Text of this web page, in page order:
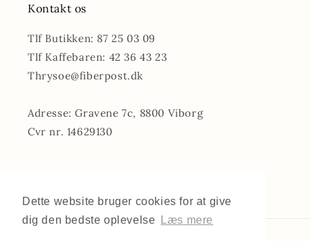
Dette website bruger cookies for at give
dig den bedste oplevelse
Læs mere
Kontakt os
Tlf Butikken: 87 25 03 09
Tlf Kaffebaren: 42 36 43 23
Thrysoe@fiberpost.dk
Adresse: Gravene 7c, 8800 Viborg
Cvr nr. 14629130